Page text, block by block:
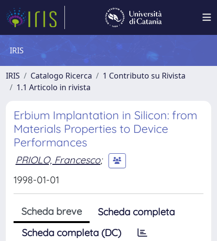
IRIS
IRIS Catalogo Ricerca
1 Contributo su Rivista
1.1 Articolo in rivista
Erbium Implantation in Silicon: from
Materials Properties to Device
Performances
PRIOLO, Francesco;
1998-01-01
Scheda breve
Scheda completa
Scheda completa (DC)